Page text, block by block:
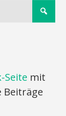
Seite mit
Beiträge